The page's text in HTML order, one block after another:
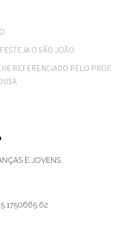
O SÃO JOÃO
REFERENCIADO PELO PROF.
E JOVENS.
1750665 62